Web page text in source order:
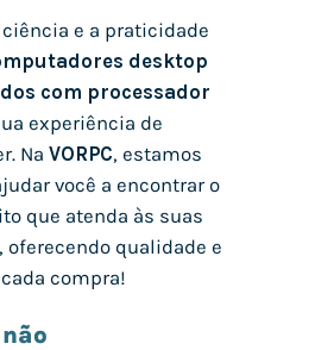
e a praticidade
desktop
com processador
experiência de
Na VORPC, estamos
você a encontrar o
que atenda às suas
oferecendo qualidade e
compra!